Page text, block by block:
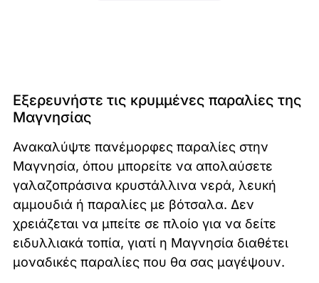
Εξερευνήστε τις κρυμμένες παραλίες της
Μαγνησίας
Ανακαλύψτε πανέμορφες παραλίες στην
Μαγνησία, όπου μπορείτε να απολαύσετε
γαλαζοπράσινα κρυστάλλινα νερά, λευκή
αμμουδιά ή παραλίες με βότσαλα. Δεν
χρειάζεται να μπείτε σε πλοίο για να δείτε
ειδυλλιακά τοπία, γιατί η Μαγνησία διαθέτει
μοναδικές παραλίες που θα σας μαγέψουν.